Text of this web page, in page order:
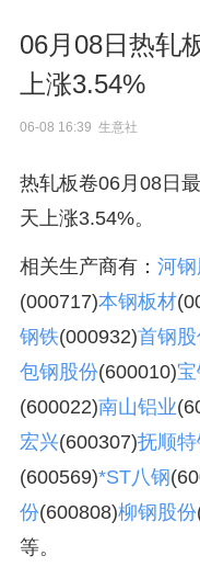
06月08日热轧
上涨3.54%
06-08 16:39 生意社
热轧板卷06月08日
天上涨3.54%。
相关生产商有： 河
(000717)本钢板材
钢铁(000932)首钢
包钢股份(600010)
(600022)南山铝业
宏兴(600307)抚顺特
(600569)*ST八钢
份(600808)柳钢股份
等。